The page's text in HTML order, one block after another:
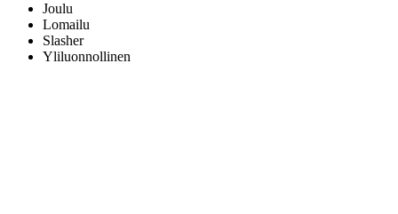
Joulu
Lomailu
Slasher
Yliluonnollinen